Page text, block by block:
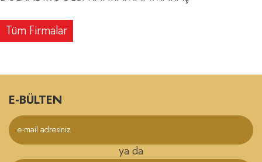
Tüm Firmalar
E-BÜLTEN
ya da